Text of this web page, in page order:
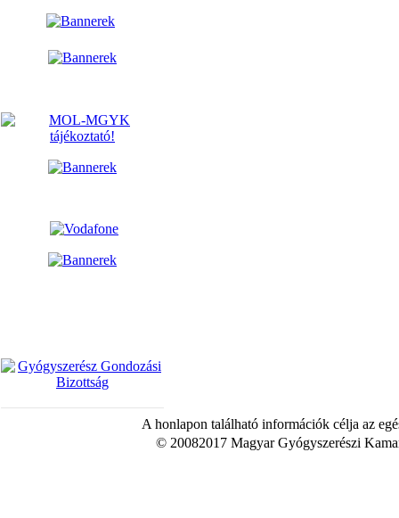
A honlapon található információk célja az
© 20082017 Magyar Gyógyszerészi